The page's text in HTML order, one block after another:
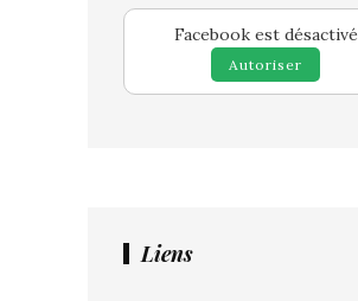
Facebook est désactivé
Autoriser
Liens